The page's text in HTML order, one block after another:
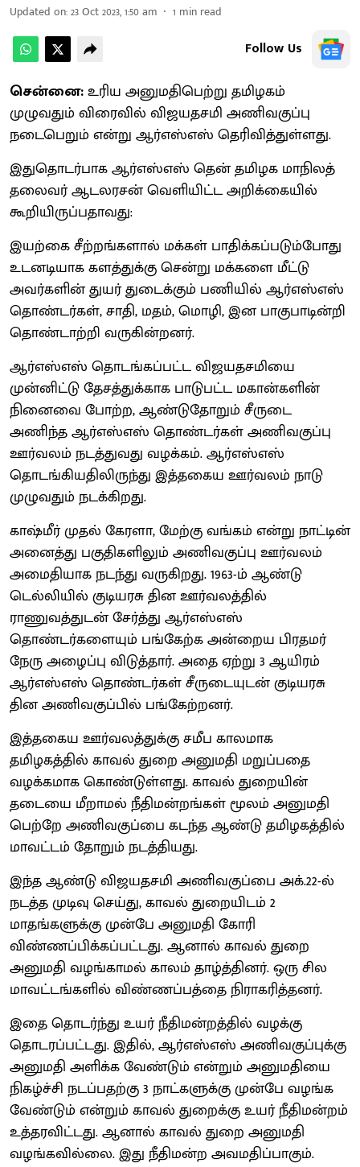
Updated on:23 Oct 2023, 1:50 am 1 min read
Follow Us
சென்னை:உரிய அனுமதிபெற்று தமிழகம்
முழுவதும் விரைவில் விஜயதசமி அணிவகுப்பு
நடைபெறும் என்று ஆர்எஸ்எஸ் தெரிவித்துள்ளது.
இதுதொடர்பாக ஆர்எஸ்எஸ் தென் தமிழக மாநிலத்
தலைவர் ஆடலரசன் வெளியிட்ட அறிக்கையில்
கூறியிருப்பதாவது:
இயற்கை சீற்றங்களால் மக்கள் பாதிக்கப்படும்போது
உடனடியாக களத்துக்கு சென்று மக்களை மீட்டு
அவர்களின் துயர் துடைக்கும் பணியில் ஆர்எஸ்எஸ்
தொண்டர்கள், சாதி, மதம், மொழி, இன பாகுபாடின்றி
தொண்டாற்றி வருகின்றனர்.
ஆர்எஸ்எஸ் தொடங்கப்பட்ட விஜயதசமியை
முன்னிட்டு தேசத்துக்காக பாடுபட்ட மகான்களின்
நினைவை போற்ற, ஆண்டுதோறும் சீருடை
அணிந்த ஆர்எஸ்எஸ் தொண்டர்கள் அணிவகுப்பு
ஊர்வலம் நடத்துவது வழக்கம். ஆர்எஸ்எஸ்
தொடங்கியதிலிருந்து இத்தகைய ஊர்வலம் நாடு
முழுவதும் நடக்கிறது.
காஷ்மீர் முதல் கேரளா, மேற்கு வங்கம் என்று நாட்டின்
அனைத்து பகுதிகளிலும் அணிவகுப்பு ஊர்வலம்
அமைதியாக நடந்து வருகிறது. 1963-ம் ஆண்டு
டெல்லியில் குடியரசு தின ஊர்வலத்தில்
ராணுவத்துடன் சேர்த்து ஆர்எஸ்எஸ்
தொண்டர்களையும் பங்கேற்க அன்றைய பிரதமர்
நேரு அழைப்பு விடுத்தார். அதை ஏற்று 3 ஆயிரம்
ஆர்எஸ்எஸ் தொண்டர்கள் சீருடையுடன் குடியரசு
தின அணிவகுப்பில் பங்கேற்றனர்.
இத்தகைய ஊர்வலத்துக்கு சமீப காலமாக
தமிழகத்தில் காவல் துறை அனுமதி மறுப்பதை
வழக்கமாக கொண்டுள்ளது. காவல் துறையின்
தடையை மீறாமல் நீதிமன்றங்கள் மூலம் அனுமதி
பெற்றே அணிவகுப்பை கடந்த ஆண்டு தமிழகத்தில்
மாவட்டம் தோறும் நடத்தியது.
இந்த ஆண்டு விஜயதசமி அணிவகுப்பை அக்.22-ல்
நடத்த முடிவு செய்து, காவல் துறையிடம் 2
மாதங்களுக்கு முன்பே அனுமதி கோரி
விண்ணப்பிக்கப்பட்டது. ஆனால் காவல் துறை
அனுமதி வழங்காமல் காலம் தாழ்த்தினர். ஒரு சில
மாவட்டங்களில் விண்ணப்பத்தை நிராகரித்தனர்.
இதை தொடர்ந்து உயர் நீதிமன்றத்தில் வழக்கு
தொடரப்பட்டது. இதில், ஆர்எஸ்எஸ் அணிவகுப்புக்கு
அனுமதி அளிக்க வேண்டும் என்றும் அனுமதியை
நிகழ்ச்சி நடப்பதற்கு 3 நாட்களுக்கு முன்பே வழங்க
வேண்டும் என்றும் காவல் துறைக்கு உயர் நீதிமன்றம்
உத்தரவிட்டது. ஆனால் காவல் துறை அனுமதி
வழங்கவில்லை. இது நீதிமன்ற அவமதிப்பாகும்.